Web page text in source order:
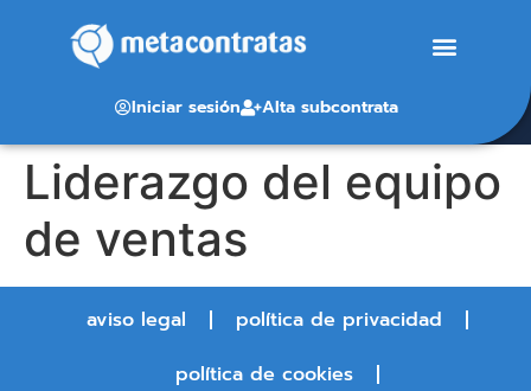
Iniciar sesión Alta subcontrata
Liderazgo del equipo
de ventas
aviso legal
política de privacidad
política de cookies